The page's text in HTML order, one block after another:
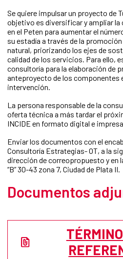
Se quiere impulsar un proyecto de
objetivo es diversificar y ampliar
en el Peten para aumentar el
su estadía a través de la
natural, priorizando los ejes de
calidad de los servicios. Para ello,
consultoría para la elaboración de
anteproyecto de los componentes
intervención.
La persona responsable de la
oferta técnica a más tardar el
INCIDE en formato digital e impresa.
Enviar los documentos con el
Consultoría Estrategias- OT, a la
dirección de correopropuesto y en
“B” 30-43 zona 7, Ciudad de Plata II.
Documentos